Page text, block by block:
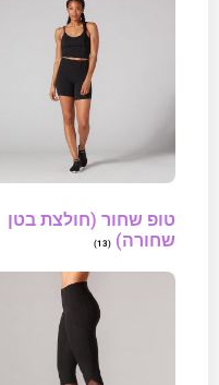
טופ שחור (חולצת בטן
שחורה) (13)